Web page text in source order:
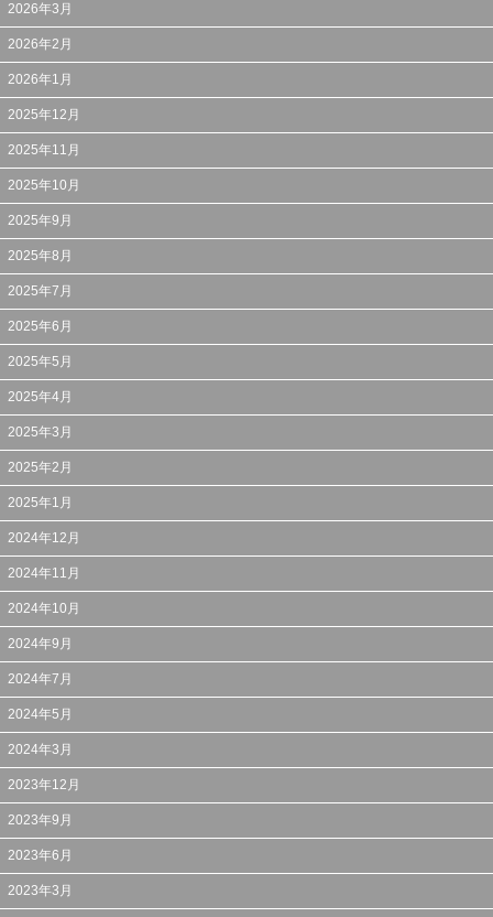
2026年3月
2026年2月
2026年1月
2025年12月
2025年11月
2025年10月
2025年9月
2025年8月
2025年7月
2025年6月
2025年5月
2025年4月
2025年3月
2025年2月
2025年1月
2024年12月
2024年11月
2024年10月
2024年9月
2024年7月
2024年5月
2024年3月
2023年12月
2023年9月
2023年6月
2023年3月